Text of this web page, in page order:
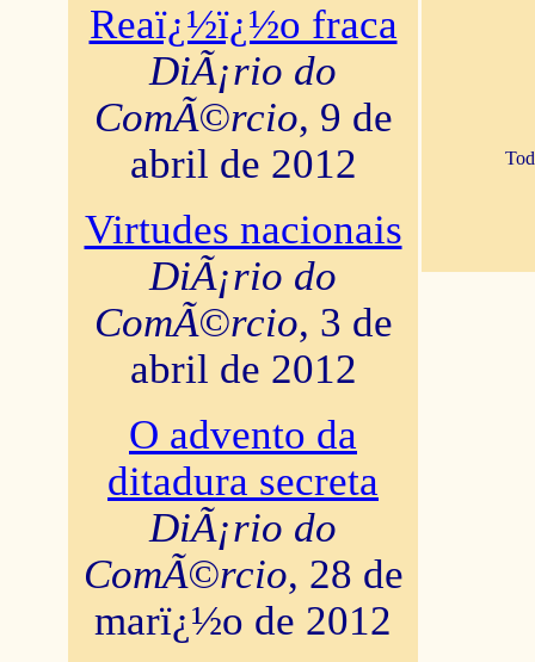
Reaï¿½ï¿½o fraca
DiÃ¡rio do
ComÃ©rcio, 9 de
abril de 2012
Virtudes nacionais
DiÃ¡rio do
ComÃ©rcio, 3 de
abril de 2012
O advento da
ditadura secreta
DiÃ¡rio do
ComÃ©rcio, 28 de
marï¿½o de 2012